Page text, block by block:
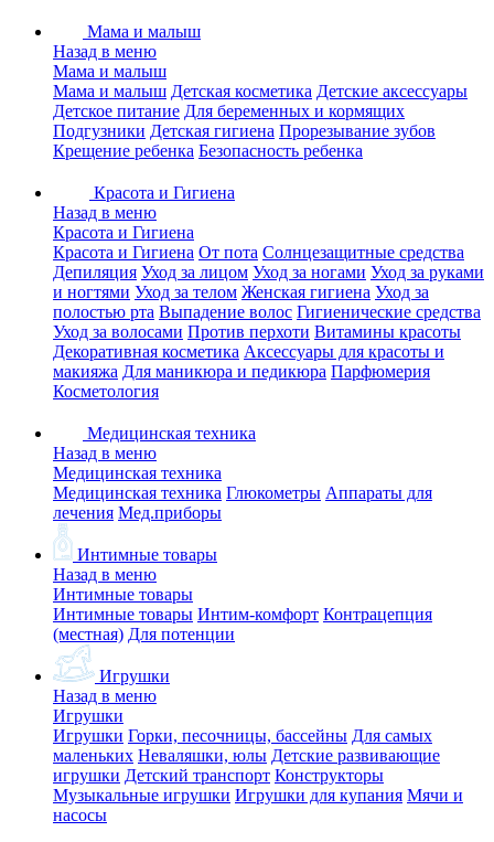
Мама и малыш
Назад в меню
Мама и малыш
Мама и малыш Детская косметика Детские аксессуары
Детское питание Для беременных и кормящих
Подгузники Детская гигиена Прорезывание зубов
Крещение ребенка Безопасность ребенка
Красота и Гигиена
Назад в меню
Красота и Гигиена
Красота и Гигиена От пота Солнцезащитные средства
Депиляция Уход за лицом Уход за ногами Уход за руками
и ногтями Уход за телом Женская гигиена Уход за
полостью рта Выпадение волос Гигиенические средства
Уход за волосами Против перхоти Витамины красоты
Декоративная косметика Аксессуары для красоты и
макияжа Для маникюра и педикюра Парфюмерия
Косметология
Медицинская техника
Назад в меню
Медицинская техника
Медицинская техника Глюкометры Аппараты для
лечения Мед.приборы
Интимные товары
Назад в меню
Интимные товары
Интимные товары Интим-комфорт Контрацепция
(местная) Для потенции
Игрушки
Назад в меню
Игрушки
Игрушки Горки, песочницы, бассейны Для самых
маленьких Неваляшки, юлы Детские развивающие
игрушки Детский транспорт Конструкторы
Музыкальные игрушки Игрушки для купания Мячи и
насосы